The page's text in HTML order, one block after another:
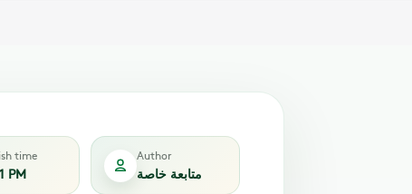
time
PM
Author
متابعة خاصة